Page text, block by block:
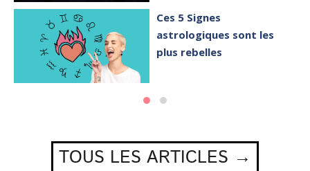
Ces 5 Signes
astrologiques sont les
plus rebelles
TOUS LES ARTICLES →